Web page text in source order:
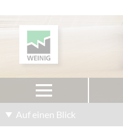
Auf einen Blick